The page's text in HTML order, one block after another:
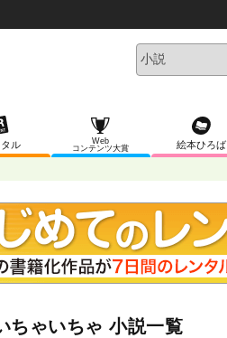
ル
Web
コンテンツ大賞
絵本ひろば
ちゃいちゃ 小説一覧